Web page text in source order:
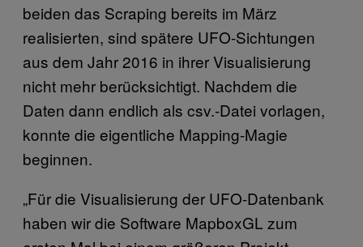
beiden das Scraping bereits im März
realisierten, sind spätere UFO-Sichtungen
aus dem Jahr 2016 in ihrer Visualisierung
nicht mehr berücksichtigt. Nachdem die
Daten dann endlich als csv.-Datei vorlagen,
konnte die eigentliche Mapping-Magie
beginnen.
„Für die Visualisierung der UFO-Datenbank
haben wir die Software MapboxGL zum